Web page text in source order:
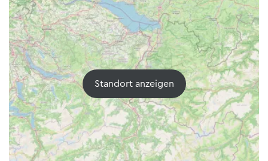
Standort anzeigen